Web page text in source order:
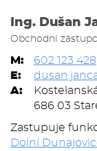
Ing. Dušan
Obchodní
M:
602 123 428
E:
A:
Kostelanská
686 03
Zastupuje
Dolní